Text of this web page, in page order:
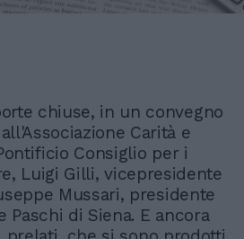
chiuse, in un convegno
Carità e
Consiglio per i
Luigi Gilli, vicepresidente
Mussari, presidente
Paschi di Siena. E ancora